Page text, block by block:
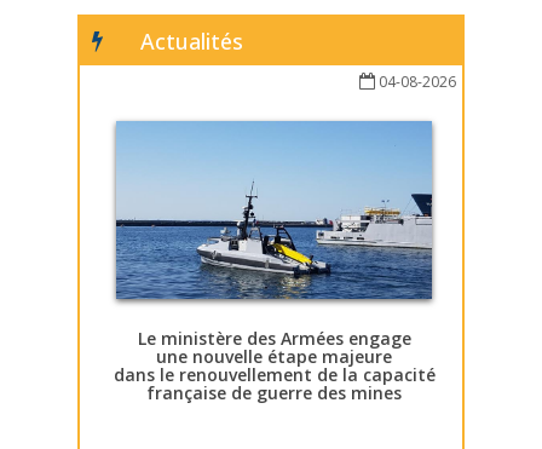
Actualités
04-08-2026
Le ministère des Armées engage
une nouvelle étape majeure
dans le renouvellement de la capacité
française de guerre des mines